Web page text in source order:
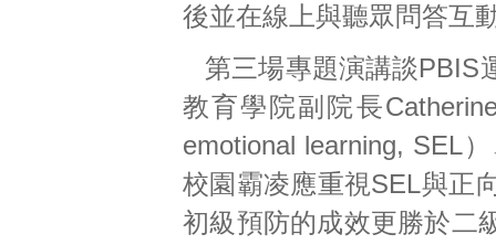
後並在線上與聽眾問答互
第三場專題演講談PBIS
教育學院副院長
emotional learning, SEL
校園霸凌應重視SEL與正
初級預防的成效更勝於二